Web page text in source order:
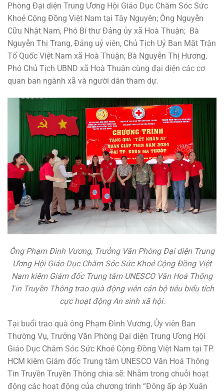
Phòng Đại diện Trung Ương Hội Giáo Dục Chăm Sóc Sức
Khoẻ Cộng Đồng Việt Nam tại Tây Nguyên; Ông Nguyễn
Cữu Nhật Nam, Phó Bí thư Đảng ủy xã Hoà Thuận; Bà
Nguyễn Thị Trang, Đảng uỷ viên, Chủ Tịch Uỷ Ban Mặt Trận
Tổ Quốc Việt Nam xã Hoà Thuận; Bà Nguyễn Thị Hương,
Phó Chủ Tịch UBND xã Hoà Thuận cùng đại diện các cơ
quan ban ngành xã và người dân tham dự.
Ông Phạm Đình Vương, Trưởng Văn Phòng Đại diện Trung
Ương Hội Giáo Dục Chăm Sóc Sức Khoẻ Cộng Đồng Việt
Nam kiêm Giám đốc Trung tâm UNESCO Văn Hoá Thông
Tin Truyền Thông trao quà động viên cán bộ tiêu biểu tích
cực hoạt động An sinh xã hội.
Tại buổi trao quà ông Phạm Đình Vương, Ủy viên Ban
Thường Vụ, Trưởng Văn Phòng Đại diện Trung Ương Hội
Giáo Dục Chăm Sóc Sức Khoẻ Cộng Đồng Việt Nam tại TP.
HCM kiêm Giám đốc Trung tâm UNESCO Văn Hoá Thông
Tin Truyền Truyền Thông chia sẽ: Nhằm trong chuỗi hoạt
động các hoạt động của chương trình “Đông ấp áp Xuân